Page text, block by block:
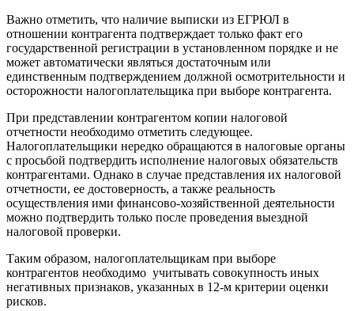
Важно отметить, что наличие выписки из ЕГРЮЛ в
отношении контрагента подтверждает только факт его
государственной регистрации в установленном порядке и не
может автоматически являться достаточным или
единственным подтверждением должной осмотрительности и
осторожности налогоплательщика при выборе контрагента.
При представлении контрагентом копии налоговой
отчетности необходимо отметить следующее.
Налогоплательщики нередко обращаются в налоговые органы
с просьбой подтвердить исполнение налоговых обязательств
контрагентами. Однако в случае представления их налоговой
отчетности, ее достоверность, а также реальность
осуществления ими финансово-хозяйственной деятельности
можно подтвердить только после проведения выездной
налоговой проверки.
Таким образом, налогоплательщикам при выборе
контрагентов необходимо учитывать совокупность иных
негативных признаков, указанных в 12-м критерии оценки
рисков.